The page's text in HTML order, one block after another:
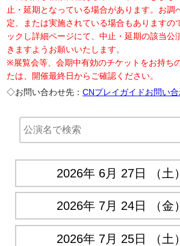
止・延期となっている場合があります。お調
定、または実施されている場合もありますの
ックし詳細ページにて、中止・延期の該当公
きますようお願いいたします。
※展覧会等、会期中有効のチケットをお持ち
たは、開催最終日からご確認ください。
◇お問い合わせ先：CNプレイガイドお問い
2026年 6月 27日 （土
2026年 7月 24日 （金
2026年 7月 25日 （土